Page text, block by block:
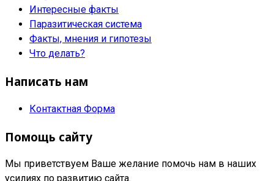
Интересные факты
Паразитическая система
Факты, мнения и гипотезы
Что делать?
Написать нам
Контактная Форма
Помощь сайту
Мы приветствуем Ваше желание помочь нам в наших
усилиях по развитию сайта.